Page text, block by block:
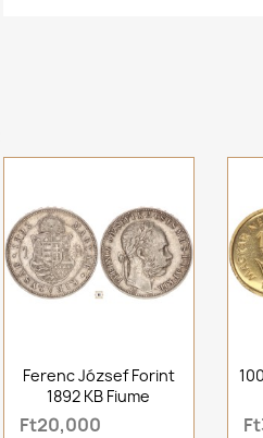
Ferenc József Forint
1892 KB Fiume
Ft20,000